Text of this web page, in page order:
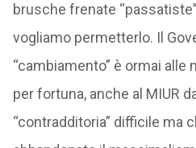
brusche frenate
vogliamo permetterlo. Il
“cambiamento” è ormai
per fortuna, anche al MIUR
“contradditoria” difficile ma